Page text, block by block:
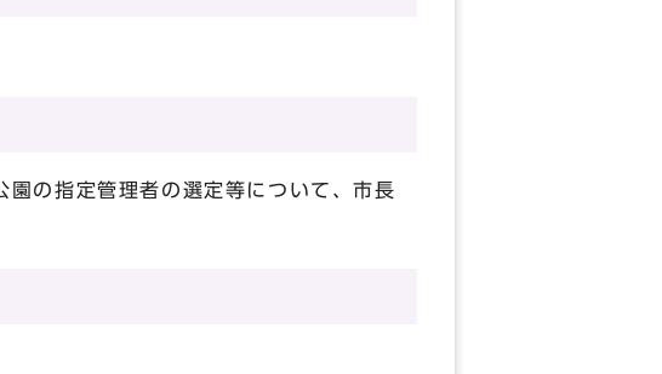
の指定管理者の選定等について、市長